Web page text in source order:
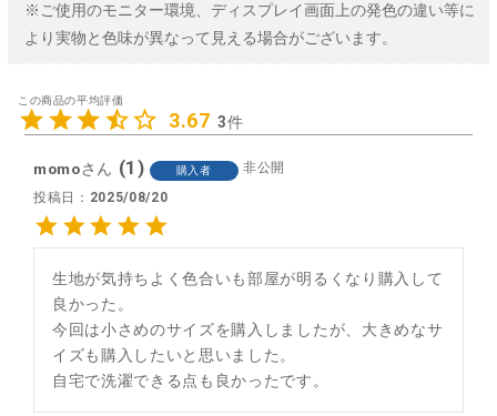
※ご使用のモニター環境、ディスプレイ画面上の発色の違い等に
より実物と色味が異なって見える場合がございます。
3.67 3
momo 1 購入者
非公開
投稿日
2025/08/20
生地が気持ちよく色合いも部屋が明るくなり購入して
良かった。
今回は小さめのサイズを購入しましたが、大きめなサ
イズも購入したいと思いました。
自宅で洗濯できる点も良かったです。